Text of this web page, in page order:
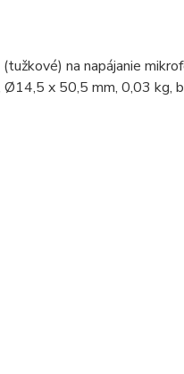
na napájanie
x 50,5 mm, 0,03 kg,